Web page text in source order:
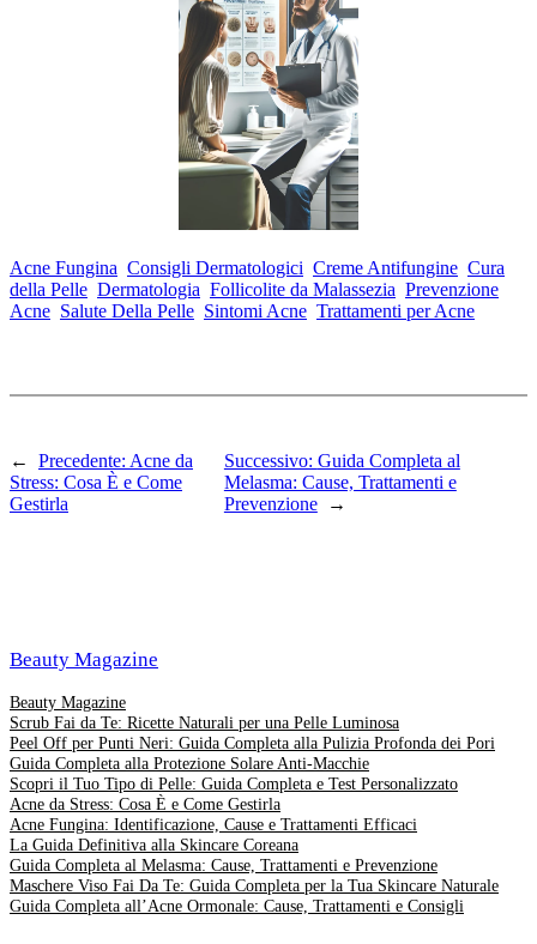
Acne Fungina Consigli Dermatologici Creme Antifungine Cura
della Pelle Dermatologia Follicolite da Malassezia Prevenzione
Acne Salute Della Pelle Sintomi Acne Trattamenti per Acne
← Precedente: Acne da
Stress: Cosa È e Come
Gestirla
Successivo: Guida Completa al
Melasma: Cause, Trattamenti e
Prevenzione
→
Beauty Magazine
Beauty Magazine
Scrub Fai da Te: Ricette Naturali per una Pelle Luminosa
Peel Off per Punti Neri: Guida Completa alla Pulizia Profonda dei Pori
Guida Completa alla Protezione Solare Anti-Macchie
Scopri il Tuo Tipo di Pelle: Guida Completa e Test Personalizzato
Acne da Stress: Cosa È e Come Gestirla
Acne Fungina: Identificazione, Cause e Trattamenti Efficaci
La Guida Definitiva alla Skincare Coreana
Guida Completa al Melasma: Cause, Trattamenti e Prevenzione
Maschere Viso Fai Da Te: Guida Completa per la Tua Skincare Naturale
Guida Completa all’Acne Ormonale: Cause, Trattamenti e Consigli